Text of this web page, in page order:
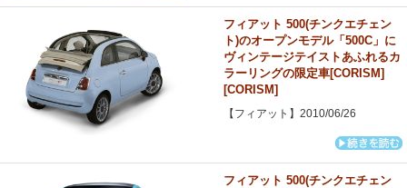
フィアット 500(チンクエチェン
ト)のオープンモデル「500C」に
ヴィンテージテイストあふれるカ
ラーリングの限定車[CORISM]
[CORISM]
【フィアット】2010/06/26
フィアット 500(チンクエチェン